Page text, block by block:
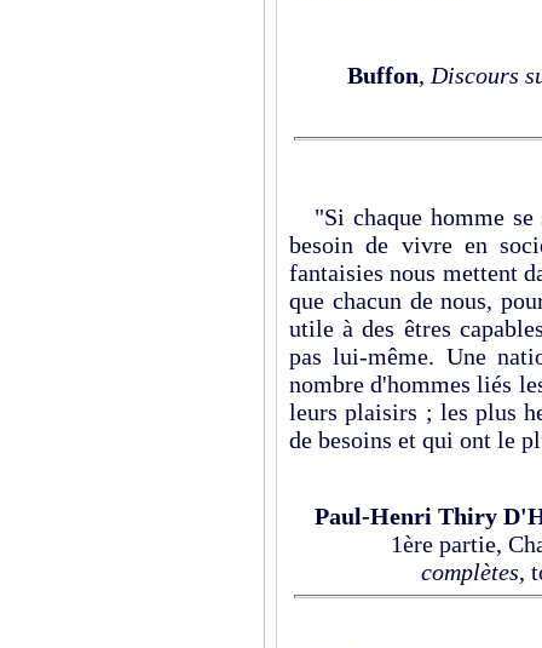
Buffon, Discours
"Si chaque homme
besoin de vivre en
fantaisies nous mettent
que chacun de nous,
utile à des êtres
pas lui-même. Une
nombre d'hommes liés
leurs plaisirs ; les plus
de besoins et qui ont le
Paul-Henri Thiry
1ère partie,
complètes,